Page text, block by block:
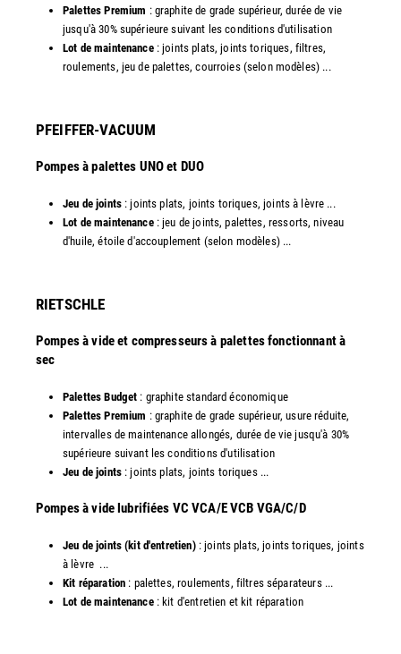
Palettes Premium : graphite de grade supérieur, durée de vie
jusqu'à 30% supérieure suivant les conditions d'utilisation
Lot de maintenance: joints plats, joints toriques, filtres,
roulements, jeu de palettes, courroies (selon modèles) ...​
PFEIFFER-VACUUM
Pompes à palettes UNO et DUO
Jeu de joints: joints plats, joints toriques, joints à lèvre ...
Lot de maintenance: jeu de joints, palettes, ressorts, niveau
d'huile, étoile d'accouplement (selon modèles) ...​​
RIETSCHLE
Pompes à vide et compresseurs à palettes fonctionnant à
sec
Palettes Budget : graphite standard économique
Palettes Premium : graphite de grade supérieur, usure réduite,
intervalles de maintenance allongés, durée de vie jusqu'à 30%
supérieure suivant les conditions d'utilisation
Jeu de joints: joints plats, joints toriques ...
​Pompes à vide lubrifiées VC VCA/E VCB VGA/C/D
Jeu de joints (kit d'entretien) : joints plats, joints toriques, joints
à lèvre ...
Kit réparation : palettes, roulements, filtres séparateurs ...
Lot de maintenance: kit d'entretien et kit réparation​